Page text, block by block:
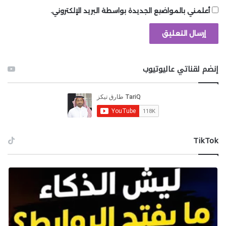
قم بتنزيل Fortnite من متجر PlayStation
تذكر Gwent، لعبة الورق من The Witcher 3 التي قضيت
وقتًا أكثر في لعبها مما فعلت في المهام الفعلية؟ أصبحت
أعلمني بالمواضيع الجديدة بواسطة البريد الإلكتروني.
إنضم لقناتي عاليوتيوب
‫TikTok